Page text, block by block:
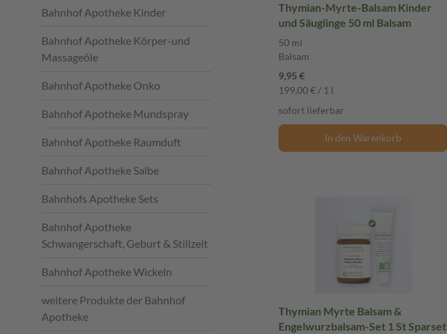
Bahnhof Apotheke Kinder
Bahnhof Apotheke Körper-und
Massageöle
Bahnhof Apotheke Onko
Bahnhof Apotheke Mundspray
Bahnhof Apotheke Raumduft
Bahnhof Apotheke Salbe
Bahnhofs Apotheke Sets
Bahnhof Apotheke
Schwangerschaft, Geburt & Stillzeit
Bahnhof Apotheke Wickeln
weitere Produkte der Bahnhof
Apotheke
Thymian-Myrte-Balsam Kinder
und Säuglinge 50 ml Balsam
50 ml
Balsam
9,95 €
199,00 € / 1 l
sofort lieferbar
In den Warenkorb
Thymian Myrte Balsam &
Engelwurzbalsam-Set 1 St Sparset